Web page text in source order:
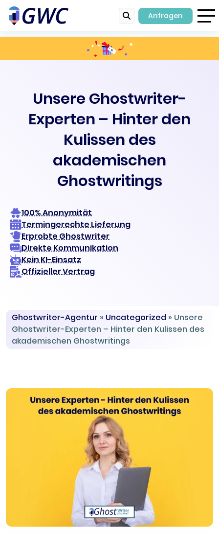
Anfragen
Unsere Ghostwriter-
Experten – Hinter den
Kulissen des
akademischen
Ghostwritings
100% Anonymität
Termingerechte Lieferung
Erprobte Ghostwriter
Direkte Kommunikation
Kein KI-Einsatz
Offizieller Vertrag
Ghostwriter-Agentur » Uncategorized » Unsere
Ghostwriter-Experten – Hinter den Kulissen des
akademischen Ghostwritings